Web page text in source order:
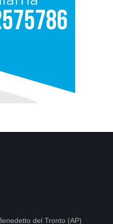
del Tronto (AP)